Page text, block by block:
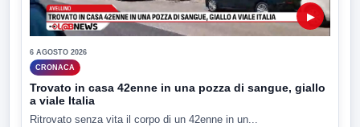
▶
6 AGOSTO 2026
CRONACA
Trovato in casa 42enne in una pozza di sangue, giallo
a viale Italia
Ritrovato senza vita il corpo di un 42enne in un...